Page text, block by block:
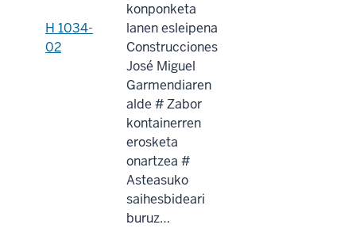
H 1034-
02
konponketa
lanen esleipena
Construcciones
José Miguel
Garmendiaren
alde # Zabor
kontainerren
erosketa
onartzea #
Asteasuko
saihesbideari
buruz…